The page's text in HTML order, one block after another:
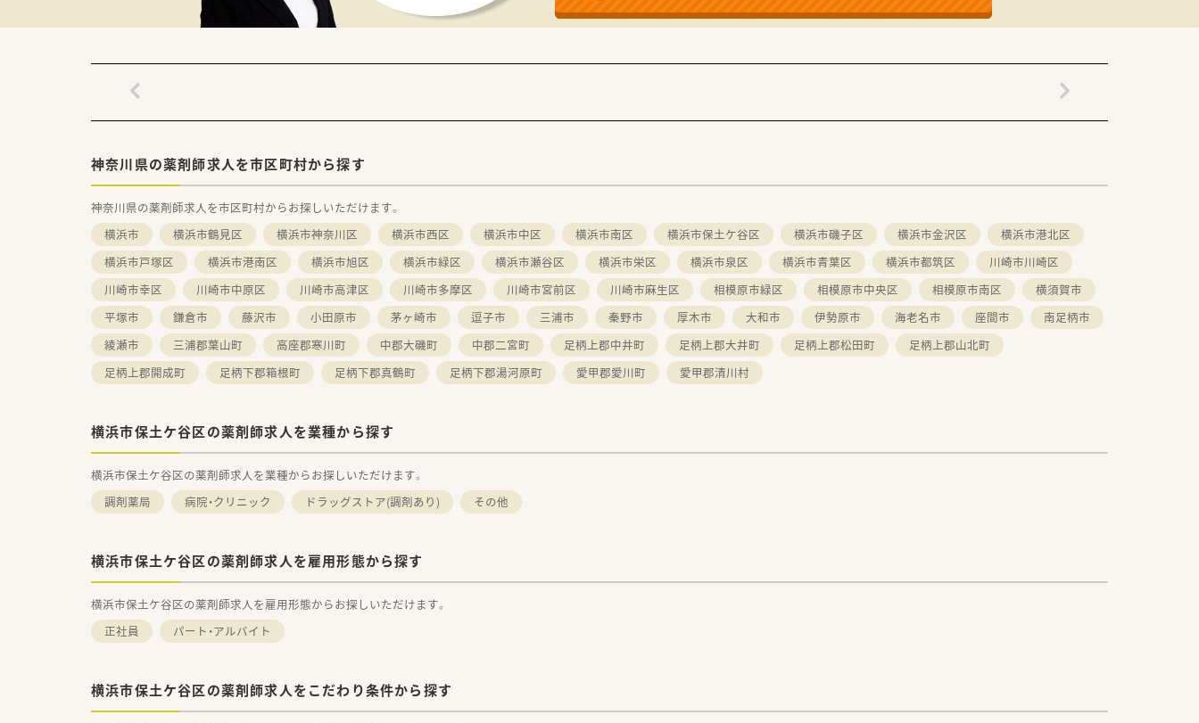
■居宅在宅にも力を入れておりますので、お車の運転できる方歓迎です
≪充実の福利厚生≫
■従業員と家族が利用できる、スポーツクラブやレジャー施設、ホテルなどもあります
創業当初から続けている福利厚生で、「社員の方たちが喜んでいただけるなら」」という想いから実施しています。
≪充実の教育制度≫
■キャリアプランについては、上長と面談を行いながらそれぞれのキャリアを検討することができ、
各職位ごとにスキルアップのための充実した研修制度を導入しております。
意欲と実績次第で経営幹部への昇格も可能です。
※例：管理薬剤師、エリアマネージャー、在宅担当、事業戦略企画担当、薬剤本部、経営幹部
■研修認定薬剤師を取得するためのeラーニング費用は全額会社で負担
■学会や薬剤師司会への積極的な参加に対しては、会社の補助制度を利用することができます
神奈川県の薬剤師求人を市区町村から探す
神奈川県の薬剤師求人を市区町村からお探しいただけます。
横浜市
横浜市鶴見区 横浜市神奈川区 横浜市西区 横浜市中区 横浜市南区 横浜市保土ケ谷区 横浜市磯子区 横浜市金沢区
横浜市港北区
横浜市戸塚区
横浜市港南区 横浜市旭区 横浜市緑区 横浜市瀬谷区 横浜市栄区 横浜市泉区 横浜市青葉区 横浜市都筑区
川崎市川崎区
川崎市幸区
川崎市中原区 川崎市高津区 川崎市多摩区 川崎市宮前区 川崎市麻生区 相模原市緑区 相模原市中央区 相模原市南区
横須賀市
平塚市
鎌倉市 藤沢市 小田原市 茅ヶ崎市 逗子市 三浦市 秦野市 厚木市 大和市 伊勢原市 海老名市 座間市
南足柄市
綾瀬市
三浦郡葉山町 高座郡寒川町 中郡大磯町 中郡二宮町 足柄上郡中井町 足柄上郡大井町 足柄上郡松田町
足柄上郡山北町
足柄上郡開成町
足柄下郡箱根町 足柄下郡真鶴町 足柄下郡湯河原町 愛甲郡愛川町 愛甲郡清川村
横浜市保土ケ谷区の薬剤師求人を業種から探す
横浜市保土ケ谷区の薬剤師求人を業種からお探しいただけます。
調剤薬局
病院・クリニック ドラッグストア(調剤あり) その他
横浜市保土ケ谷区の薬剤師求人を雇用形態から探す
横浜市保土ケ谷区の薬剤師求人を雇用形態からお探しいただけます。
正社員
パート・アルバイト
横浜市保土ケ谷区の薬剤師求人をこだわり条件から探す